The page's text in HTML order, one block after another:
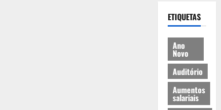
ETIQUETAS
Ano
Novo
Auditório
Aumentos
salariais